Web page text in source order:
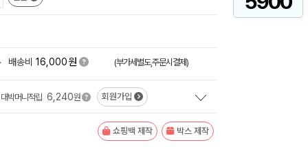
배송비 16,000원 (부가세별도,주문시결제)
대박머니적립 6,240원 회원가입
쇼핑백 제작 박스 제작